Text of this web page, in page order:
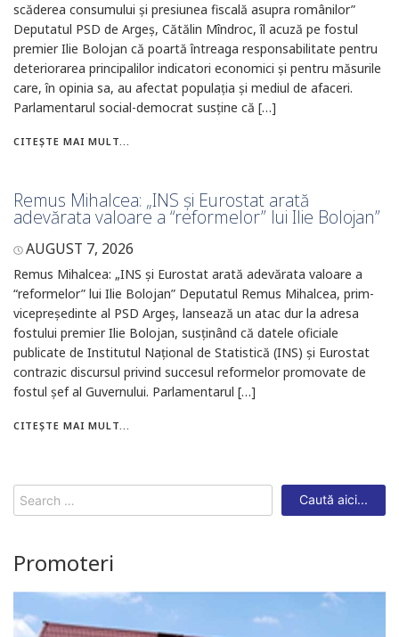
scăderea consumului și presiunea fiscală asupra românilor”
Deputatul PSD de Argeș, Cătălin Mîndroc, îl acuză pe fostul
premier Ilie Bolojan că poartă întreaga responsabilitate pentru
deteriorarea principalilor indicatori economici și pentru măsurile
care, în opinia sa, au afectat populația și mediul de afaceri.
Parlamentarul social-democrat susține că […]
CITEȘTE MAI MULT...
Remus Mihalcea: „INS și Eurostat arată
adevărata valoare a “reformelor” lui Ilie Bolojan”
AUGUST 7, 2026
Remus Mihalcea: „INS și Eurostat arată adevărata valoare a
“reformelor” lui Ilie Bolojan” Deputatul Remus Mihalcea, prim-
vicepreședinte al PSD Argeș, lansează un atac dur la adresa
fostului premier Ilie Bolojan, susținând că datele oficiale
publicate de Institutul Național de Statistică (INS) și Eurostat
contrazic discursul privind succesul reformelor promovate de
fostul șef al Guvernului. Parlamentarul […]
CITEȘTE MAI MULT...
Search
for:
Promoteri